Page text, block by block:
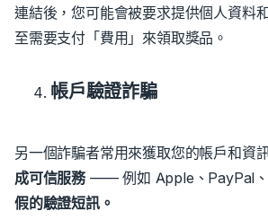
連結後，您可能會被要求提供個人資料
至需要支付「費用」來領取獎品。
帳戶驗證詐騙
另一個詐騙者常用來獲取您的帳戶和資
成可信服務—— 例如 Apple、PayPal
假的驗證短訊。